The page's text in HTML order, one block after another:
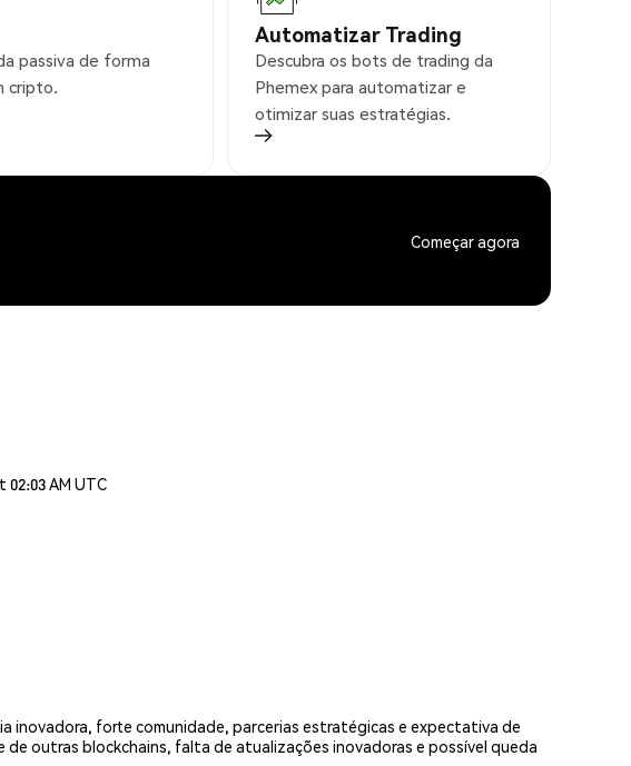
passiva de forma
cripto.
Automatizar Trading
Descubra os bots de trading da
Phemex para automatizar e
otimizar suas estratégias.
Começar agora
AM UTC
inovadora, forte comunidade, parcerias estratégicas e expectativa de
outras blockchains, falta de atualizações inovadoras e possível queda